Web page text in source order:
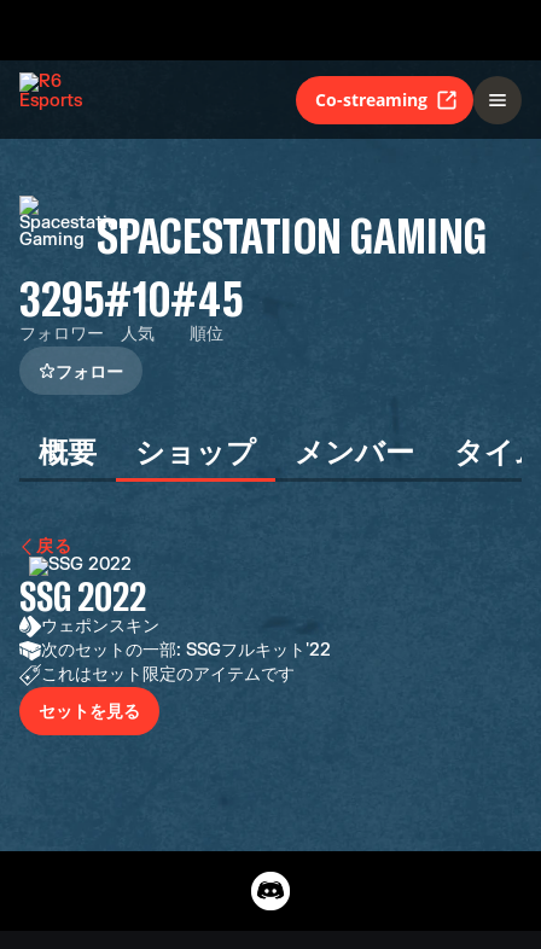
Co-streaming
SPACESTATION GAMING
3295
フォロワー
#10
人気
#45
順位
フォロー
概要 ショップ メンバー タイ
戻る
SSG 2022
ウェポンスキン
次のセットの一部: SSGフルキット'22
これはセット限定のアイテムです
セットを見る